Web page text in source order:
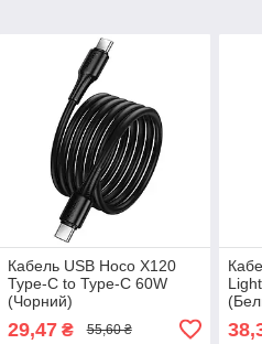
Кабель USB Hoco X120
Type-C to Type-C 60W
(Чорний)
29,47₴ 55,60 ₴